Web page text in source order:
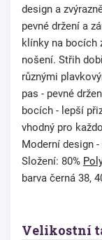
design a
pevné držení a
klínky na bocích
nošení. Střih
různými
pas - pevné
bocích - lepší
vhodný pro
Moderní design
Složení: 80%
barva černá 38,
Velikostní